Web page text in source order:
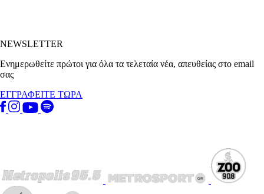
NEWSLETTER
Ενημερωθείτε πρώτοι για όλα τα τελεταία νέα, απευθείας στο email
σας
ΕΓΓΡΑΦΕΙΤΕ ΤΩΡΑ